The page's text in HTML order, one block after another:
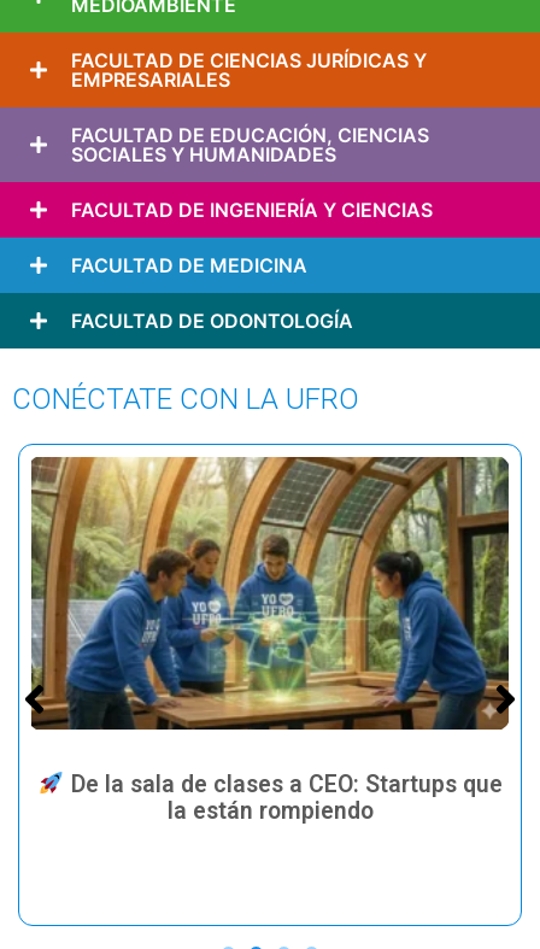
FACULTAD DE CIENCIAS JURÍDICAS Y
EMPRESARIALES
FACULTAD DE EDUCACIÓN, CIENCIAS
SOCIALES Y HUMANIDADES
FACULTAD DE INGENIERÍA Y CIENCIAS
FACULTAD DE MEDICINA
FACULTAD DE ODONTOLOGÍA
CONÉCTATE CON LA UFRO
De la sala de clases a CEO: Startups que
la están rompiendo